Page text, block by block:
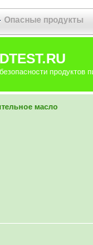
Опасные продукты
продуктов
масло